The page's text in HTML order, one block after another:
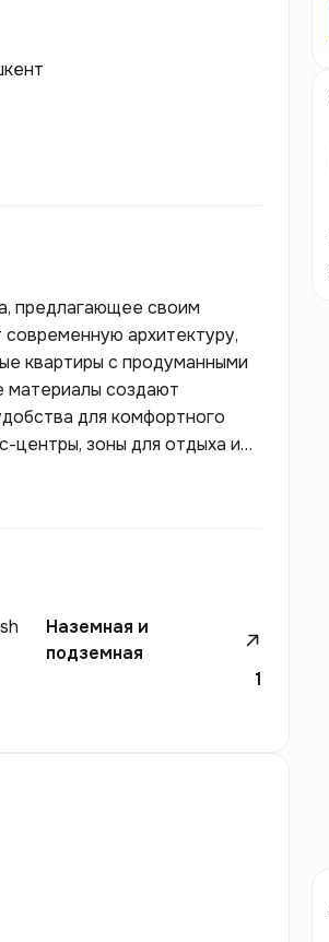
предлагающее своим
архитектуру,
квартиры с продуманными
материалы создают
для комфортного
центры, зоны для отдыха и
и высокий уровень
Наземная и
подземная
1